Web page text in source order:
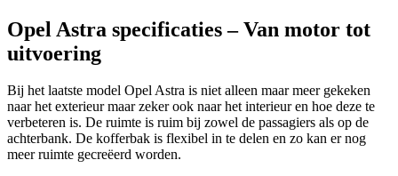
Opel Astra specificaties – Van motor tot
uitvoering
Bij het laatste model Opel Astra is niet alleen maar meer gekeken
naar het exterieur maar zeker ook naar het interieur en hoe deze te
verbeteren is. De ruimte is ruim bij zowel de passagiers als op de
achterbank. De kofferbak is flexibel in te delen en zo kan er nog
meer ruimte gecreëerd worden.